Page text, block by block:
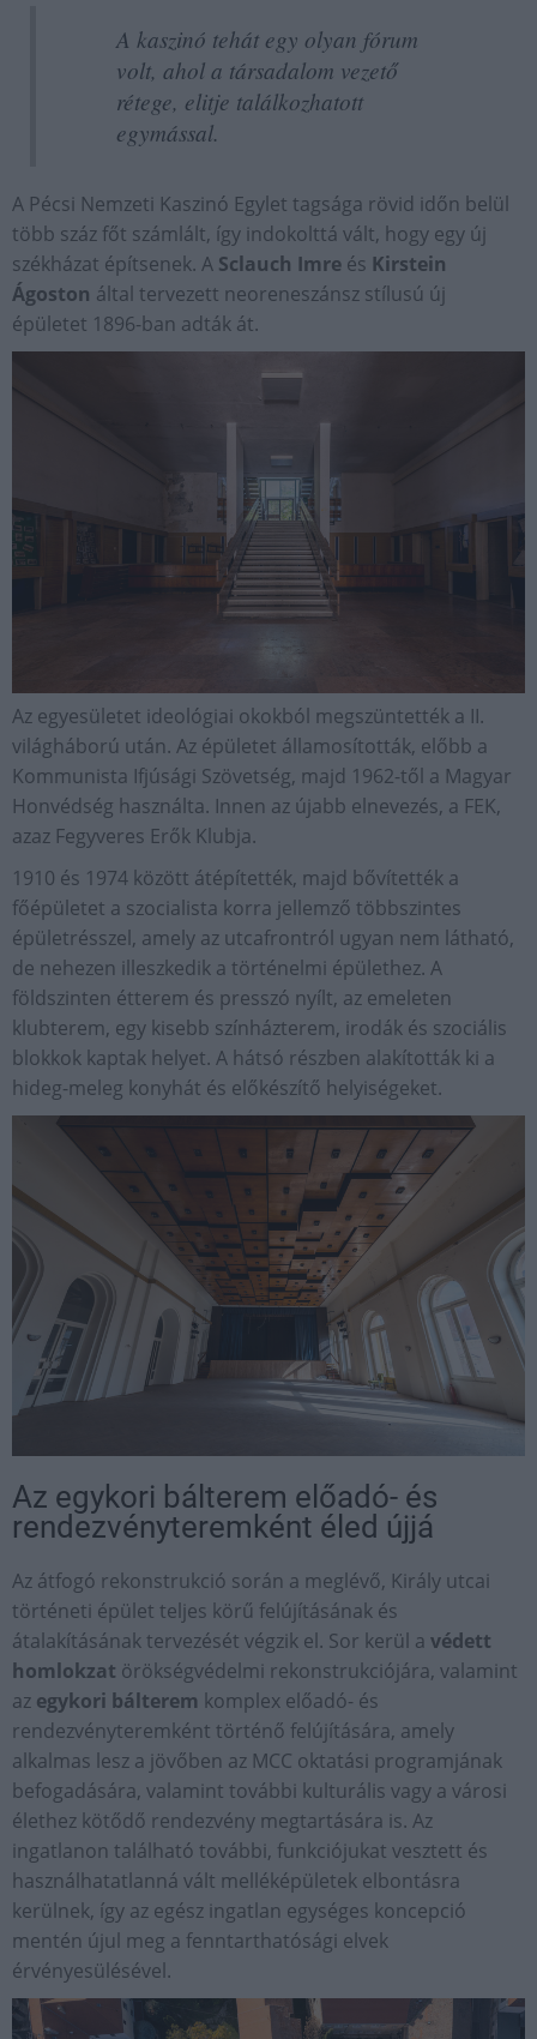
A kaszinó tehát egy olyan fórum
volt, ahol a társadalom vezető
rétege, elitje találkozhatott
egymással.
A Pécsi Nemzeti Kaszinó Egylet tagsága rövid időn belül
több száz főt számlált, így indokolttá vált, hogy egy új
székházat építsenek. A Sclauch Imre és Kirstein
Ágoston által tervezett neoreneszánsz stílusú új
épületet 1896-ban adták át.
Az egyesületet ideológiai okokból megszüntették a II.
világháború után. Az épületet államosították, előbb a
Kommunista Ifjúsági Szövetség, majd 1962-től a Magyar
Honvédség használta. Innen az újabb elnevezés, a FEK,
azaz Fegyveres Erők Klubja.
1910 és 1974 között átépítették, majd bővítették a
főépületet a szocialista korra jellemző többszintes
épületrésszel, amely az utcafrontról ugyan nem látható,
de nehezen illeszkedik a történelmi épülethez. A
földszinten étterem és presszó nyílt, az emeleten
klubterem, egy kisebb színházterem, irodák és szociális
blokkok kaptak helyet. A hátsó részben alakították ki a
hideg-meleg konyhát és előkészítő helyiségeket.
Az egykori bálterem előadó- és
rendezvényteremként éled újjá
Az átfogó rekonstrukció során a meglévő, Király utcai
történeti épület teljes körű felújításának és
átalakításának tervezését végzik el. Sor kerül a védett
homlokzat örökségvédelmi rekonstrukciójára, valamint
az egykori bálterem komplex előadó- és
rendezvényteremként történő felújítására, amely
alkalmas lesz a jövőben az MCC oktatási programjának
befogadására, valamint további kulturális vagy a városi
élethez kötődő rendezvény megtartására is. Az
ingatlanon található további, funkciójukat vesztett és
használhatatlanná vált melléképületek elbontásra
kerülnek, így az egész ingatlan egységes koncepció
mentén újul meg a fenntarthatósági elvek
érvényesülésével.